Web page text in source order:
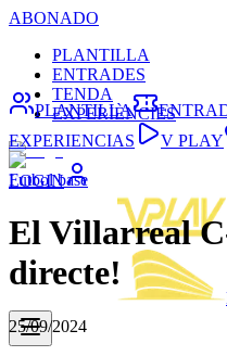
ABONADO
PLANTILLA
ENTRADES
TENDA
EXPERIÈNCIES
LOGIN
PLANTILLA
EXPERIENCIAS
V PLAY
Futbol base
El Villarreal
directe!
25/09/2024